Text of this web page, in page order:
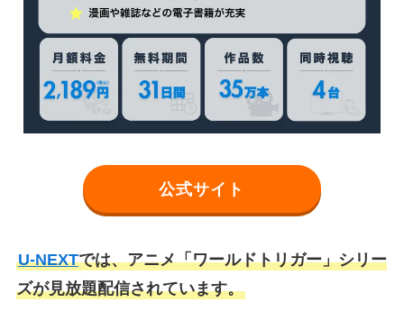
公式サイト
U-NEXTでは、アニメ「ワールドトリガー」シリー
ズが見放題配信されています。